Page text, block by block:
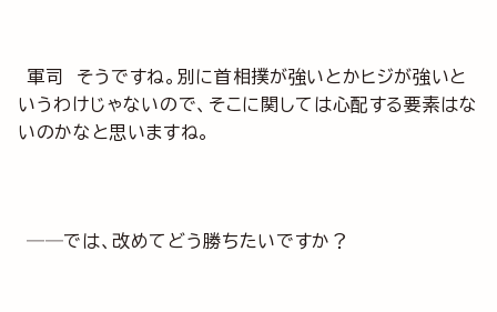
軍司 そうですね。別に首相撲が強いとかヒジが強いと
いうわけじゃないので、そこに関しては心配する要素はな
いのかなと思いますね。
──では、改めてどう勝ちたいですか？